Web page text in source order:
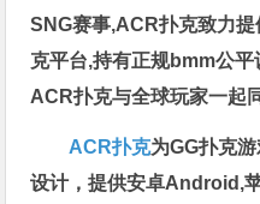
SNG赛事,ACR扑克致力
克平台,持有正规bmm公
ACR扑克与全球玩家一起
ACR扑克为GG扑克
设计，提供安卓Android,